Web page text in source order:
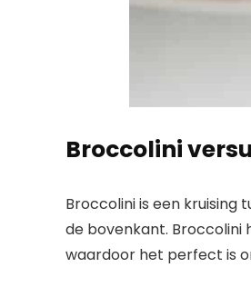
Broccolini
Broccolini is een kruising
de bovenkant. Broccolini
waardoor het perfect is